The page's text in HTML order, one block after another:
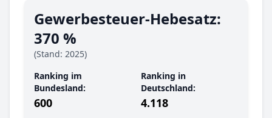
Gewerbesteuer-Hebesatz:
370 %
(Stand: 2025)
Ranking im
Bundesland:
600
Ranking in
Deutschland:
4.118